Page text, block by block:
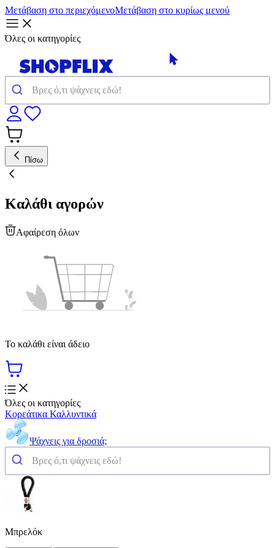
Μετάβαση στο περιεχόμενοΜετάβαση στο κυρίως μενού
Όλες οι κατηγορίες
Πίσω
Καλάθι αγορών
Αφαίρεση όλων
Το καλάθι είναι άδειο
Όλες οι κατηγορίες
Κορεάτικα Καλλυντικά
Ψάχνεις για δροσιά;
Μπρελόκ